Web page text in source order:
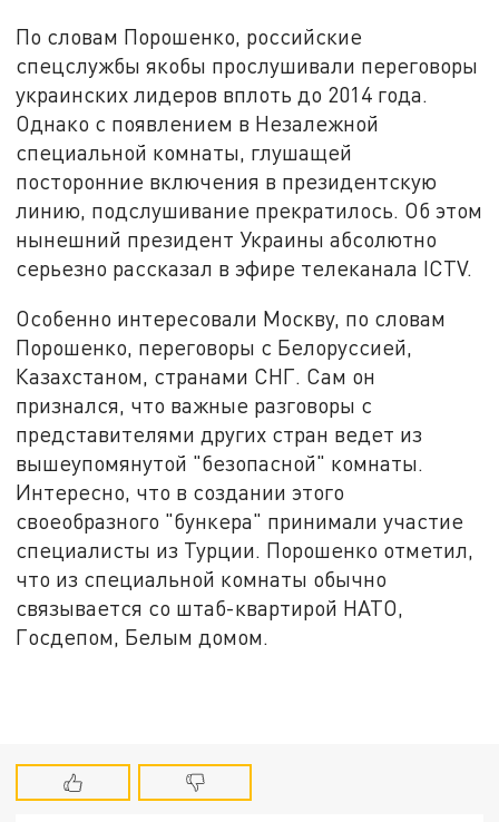
По словам Порошенко, российские
спецслужбы якобы прослушивали переговоры
украинских лидеров вплоть до 2014 года.
Однако с появлением в Незалежной
специальной комнаты, глушащей
посторонние включения в президентскую
линию, подслушивание прекратилось. Об этом
нынешний президент Украины абсолютно
серьезно рассказал в эфире телеканала ICTV.
Особенно интересовали Москву, по словам
Порошенко, переговоры с Белоруссией,
Казахстаном, странами СНГ. Сам он
признался, что важные разговоры с
представителями других стран ведет из
вышеупомянутой "безопасной" комнаты.
Интересно, что в создании этого
своеобразного "бункера" принимали участие
специалисты из Турции. Порошенко отметил,
что из специальной комнаты обычно
связывается со штаб-квартирой НАТО,
Госдепом, Белым домом.